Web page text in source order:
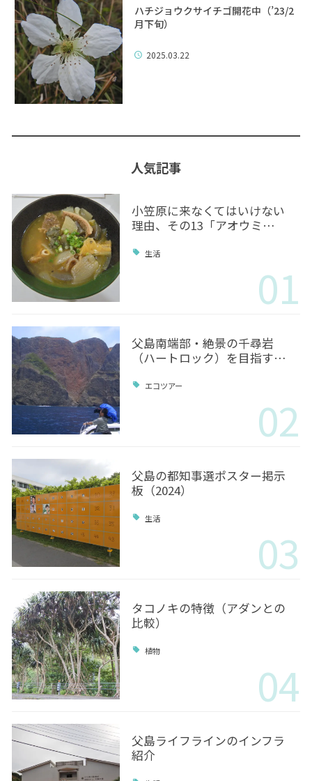
ハチジョウクサイチゴ開花中（’23/2
月下旬）
2025.03.22
人気記事
小笠原に来なくてはいけない
理由、その13「アオウミ…
生活
01
父島南端部・絶景の千尋岩
（ハートロック）を目指す…
エコツアー
02
父島の都知事選ポスター掲示
板（2024）
生活
03
タコノキの特徴（アダンとの
比較）
植物
04
父島ライフラインのインフラ
紹介